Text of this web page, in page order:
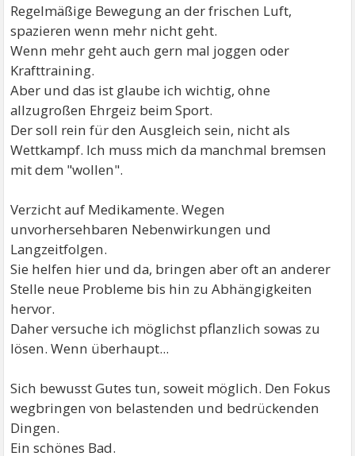
Regelmäßige Bewegung an der frischen Luft,
spazieren wenn mehr nicht geht.
Wenn mehr geht auch gern mal joggen oder
Krafttraining.
Aber und das ist glaube ich wichtig, ohne
allzugroßen Ehrgeiz beim Sport.
Der soll rein für den Ausgleich sein, nicht als
Wettkampf. Ich muss mich da manchmal bremsen
mit dem "wollen".
Verzicht auf Medikamente. Wegen
unvorhersehbaren Nebenwirkungen und
Langzeitfolgen.
Sie helfen hier und da, bringen aber oft an anderer
Stelle neue Probleme bis hin zu Abhängigkeiten
hervor.
Daher versuche ich möglichst pflanzlich sowas zu
lösen. Wenn überhaupt...
Sich bewusst Gutes tun, soweit möglich. Den Fokus
wegbringen von belastenden und bedrückenden
Dingen.
Ein schönes Bad.